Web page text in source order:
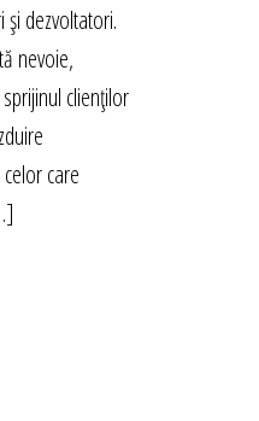
dezvoltatori.
nevoie,
clienților
care